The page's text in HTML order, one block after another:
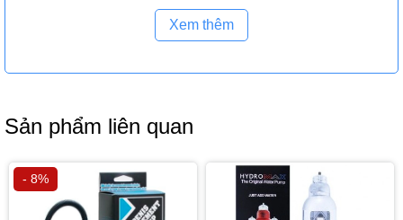
Xem thêm
Sản phẩm liên quan
- 8%